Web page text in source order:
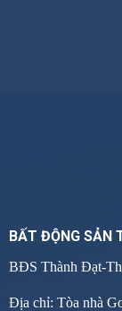
BẤT ĐỘNG SẢN
BĐS Thành Đạt-
Địa chỉ: Tòa nhà